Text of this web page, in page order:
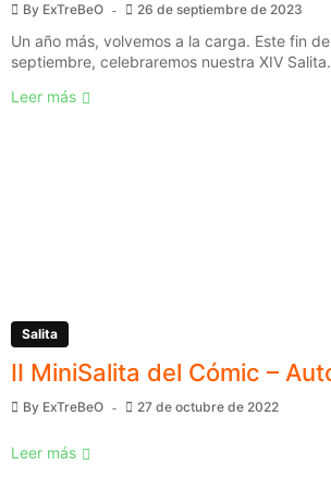
By ExTreBeO 26 de septiembre de 2023
Un año más, volvemos a la carga. Este fin
septiembre, celebraremos nuestra XIV
Leer más
Salita
II MiniSalita del Cómic –
By ExTreBeO 27 de octubre de 2022
Leer más